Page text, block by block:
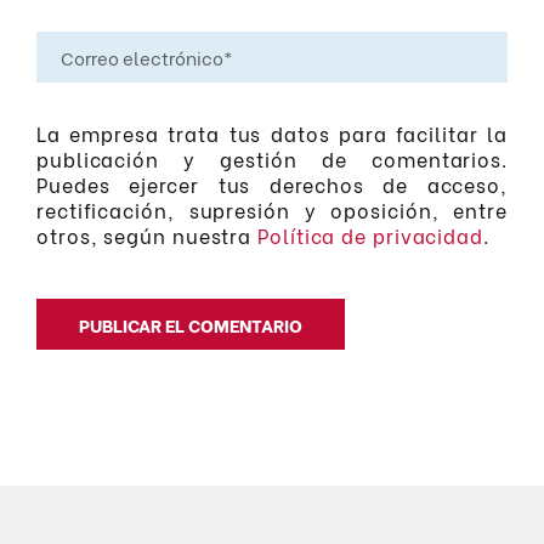
La empresa trata tus datos para facilitar la
publicación y gestión de comentarios.
Puedes ejercer tus derechos de acceso,
rectificación, supresión y oposición, entre
otros, según nuestra Política de privacidad.